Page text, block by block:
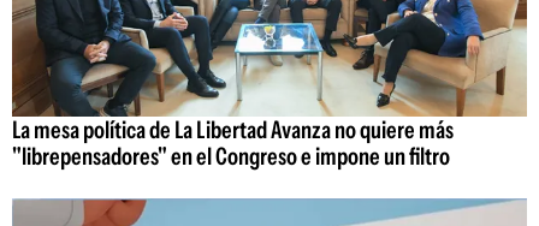
La mesa política de La Libertad Avanza no quiere más
"librepensadores" en el Congreso e impone un filtro